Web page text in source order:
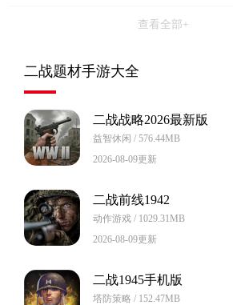
查看全部+
二战题材手游大全
二战战略2026最新版
益智休闲 / 576.44MB
2026-08-09更新
二战前线1942
动作游戏 / 1029.31MB
2026-08-09更新
二战1945手机版
塔防策略 / 152.47MB